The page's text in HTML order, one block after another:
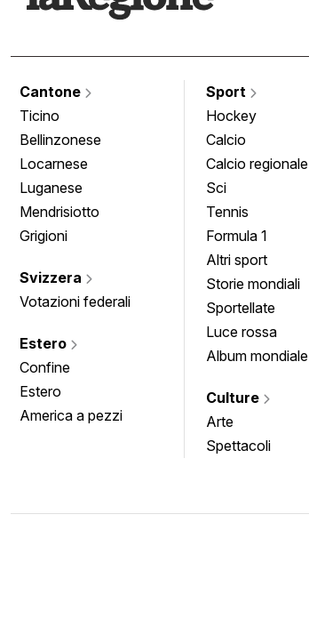
Cantone
Ticino
Bellinzonese
Locarnese
Luganese
Mendrisiotto
Grigioni
Svizzera
Votazioni federali
Estero
Confine
Estero
America a pezzi
Sport
Hockey
Calcio
Calcio regionale
Sci
Tennis
Formula 1
Altri sport
Storie mondiali
Sportellate
Luce rossa
Album mondiale
Culture
Arte
Spettacoli